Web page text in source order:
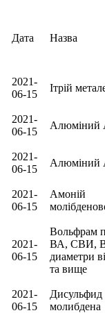
Дата Назва
2021-
06-15
Ітрій
2021-
06-15
Алюміний
2021-
06-15
Алюміний
2021-
06-15
Амоній
2021-
06-15
Вольфрам
ВА, СВИ,
диаметри
та вище
2021-
06-15
Дисульфид
молибдена